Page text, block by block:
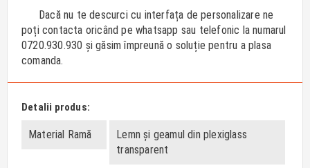
Dacă nu te descurci cu interfața de personalizare ne
poți contacta oricând pe whatsapp sau telefonic la numarul
0720.930.930 și găsim împreună o soluție pentru a plasa
comanda.
Detalii produs:
Material Ramă
Lemn și geamul din plexiglass
transparent